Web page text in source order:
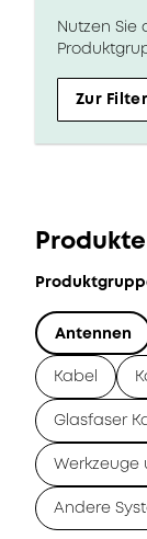
Nutzen Sie
Zur
Produkte
Antennen
Kabel
Glasfaser
Werkzeuge
Andere